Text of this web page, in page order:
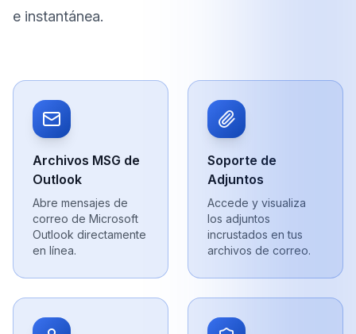
e instantánea.
Archivos MSG de
Outlook
Abre mensajes de
correo de Microsoft
Outlook directamente
en línea.
Soporte de
Adjuntos
Accede y visualiza
los adjuntos
incrustados en tus
archivos de correo.